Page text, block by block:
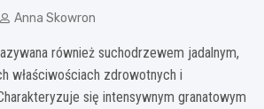
Anna Skowron
również suchodrzewem jadalnym,
właściwościach zdrowotnych i
się intensywnym granatowym